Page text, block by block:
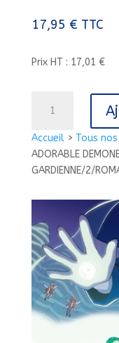
Accueil> Tous
ADORABLE
GARDIENNE/2/
17,95 € TTC
Prix HT : 17,01 €
ADORABLE
DEMONE
-
SECRET
DE
LA
GARDIENNE/2/
GRAPHIQUES/